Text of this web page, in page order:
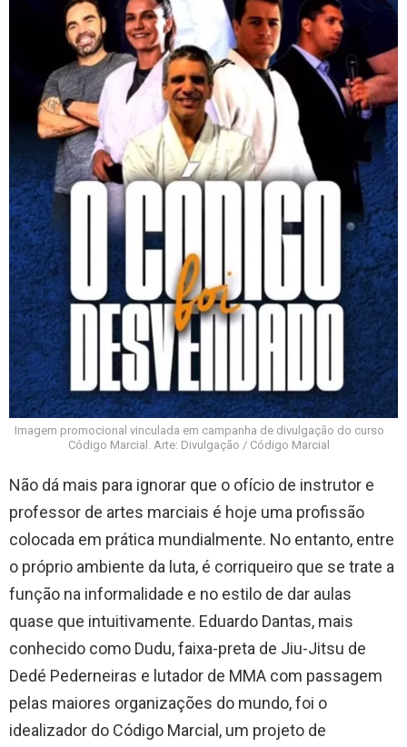
Imagem promocional vinculada em campanha de divulgação do curso
Código Marcial. Arte: Divulgação / Código Marcial
Não dá mais para ignorar que o ofício de instrutor e
professor de artes marciais é hoje uma profissão
colocada em prática mundialmente. No entanto, entre
o próprio ambiente da luta, é corriqueiro que se trate a
função na informalidade e no estilo de dar aulas
quase que intuitivamente. Eduardo Dantas, mais
conhecido como Dudu, faixa-preta de Jiu-Jitsu de
Dedé Pederneiras e lutador de MMA com passagem
pelas maiores organizações do mundo, foi o
idealizador do Código Marcial, um projeto de